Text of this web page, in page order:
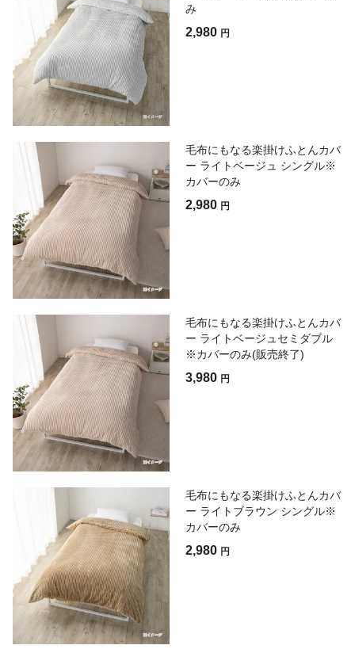
み
2,980 円
毛布にもなる楽掛けふとんカバ
ー ライトベージュ シングル※
カバーのみ
2,980 円
毛布にもなる楽掛けふとんカバ
ー ライトベージュセミダブル
※カバーのみ(販売終了)
3,980 円
毛布にもなる楽掛けふとんカバ
ー ライトブラウン シングル※
カバーのみ
2,980 円